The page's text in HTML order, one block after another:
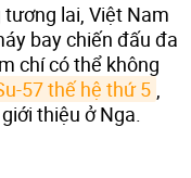
lai, Việt Nam
bay chiến đấu đa
chí có thể không
57 thế hệ thứ 5 ,
thiệu ở Nga.